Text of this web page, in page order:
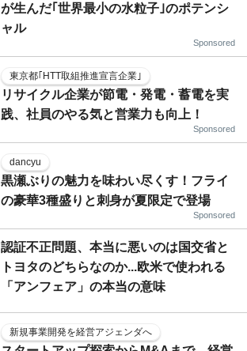
が生んだ｢世界最小の水粒子｣のポテンシ
ャル
Sponsored
東京都｢HTT取組推進宣言企業｣
リサイクル企業が節電・発電・蓄電を実
践、社員のやる気と営業力も向上！
Sponsored
dancyu
黒瀬ぶりの魅力を味わい尽くす！フライ
の豪華3種盛りと刺身が夏限定で登場
Sponsored
認証不正問題、本当に悪いのは国交省と
トヨタのどちらなのか...欧米で使われる
「アンフェア」の本当の意味
新規事業開発を経営アジェンダへ